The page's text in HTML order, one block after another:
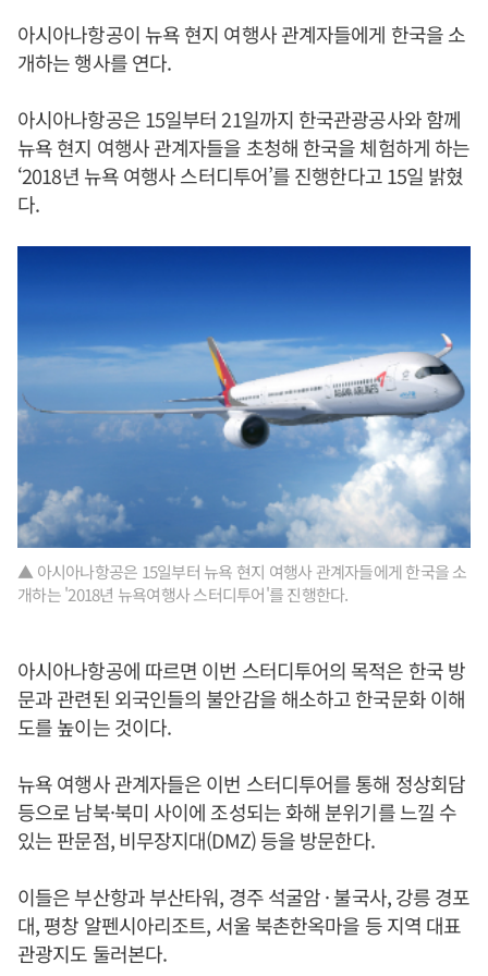
아시아나항공이 뉴욕 현지 여행사 관계자들에게 한국을 소
개하는 행사를 연다.
아시아나항공은 15일부터 21일까지 한국관광공사와 함께
뉴욕 현지 여행사 관계자들을 초청해 한국을 체험하게 하는
‘2018년 뉴욕 여행사 스터디투어’를 진행한다고 15일 밝혔
다.
▲ 아시아나항공은 15일부터 뉴욕 현지 여행사 관계자들에게 한국을 소
개하는 '2018년 뉴욕여행사 스터디투어'를 진행한다.
아시아나항공에 따르면 이번 스터디투어의 목적은 한국 방
문과 관련된 외국인들의 불안감을 해소하고 한국문화 이해
도를 높이는 것이다.
뉴욕 여행사 관계자들은 이번 스터디투어를 통해 정상회담
등으로 남북·북미 사이에 조성되는 화해 분위기를 느낄 수
있는 판문점, 비무장지대(DMZ) 등을 방문한다.
이들은 부산항과 부산타워, 경주 석굴암 · 불국사, 강릉 경포
대, 평창 알펜시아리조트, 서울 북촌한옥마을 등 지역 대표
관광지도 둘러본다.